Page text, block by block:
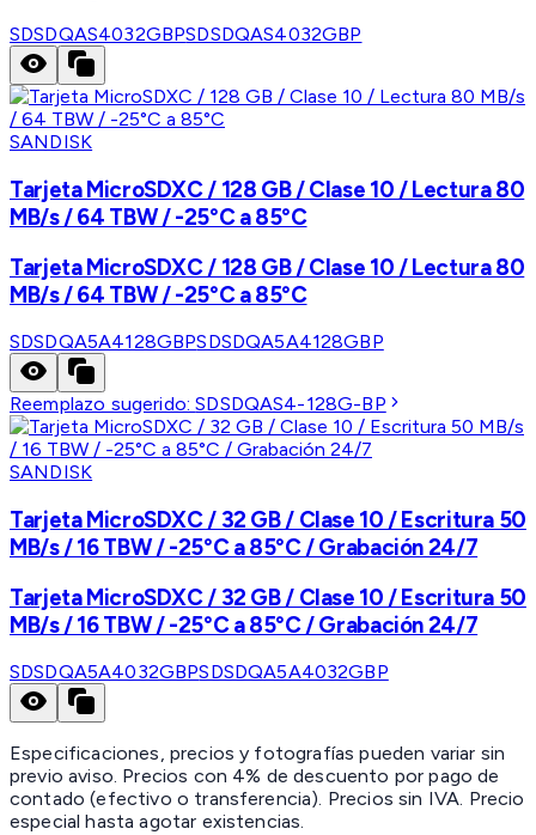
SDSDQAS4032GBPSDSDQAS4032GBP
SANDISK
Tarjeta MicroSDXC / 128 GB / Clase 10 / Lectura 80
MB/s / 64 TBW / -25°C a 85°C
Tarjeta MicroSDXC / 128 GB / Clase 10 / Lectura 80
MB/s / 64 TBW / -25°C a 85°C
SDSDQA5A4128GBPSDSDQA5A4128GBP
Reemplazo sugerido:SDSDQAS4-128G-BP
SANDISK
Tarjeta MicroSDXC / 32 GB / Clase 10 / Escritura 50
MB/s / 16 TBW / -25°C a 85°C / Grabación 24/7
Tarjeta MicroSDXC / 32 GB / Clase 10 / Escritura 50
MB/s / 16 TBW / -25°C a 85°C / Grabación 24/7
SDSDQA5A4032GBPSDSDQA5A4032GBP
Especificaciones, precios y fotografías pueden variar sin
previo aviso. Precios con 4% de descuento por pago de
contado (efectivo o transferencia). Precios sin IVA. Precio
especial hasta agotar existencias.